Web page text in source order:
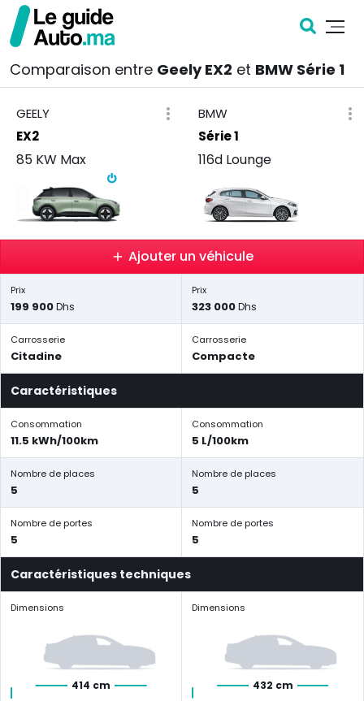
Comparaison entre Geely EX2 et BMW Série 1
GEELY
EX2
85 KW Max
BMW
Série 1
116d Lounge
Ajouter un véhicule
Prix
199 900Dhs
Prix
323 000Dhs
Carrosserie
Citadine
Carrosserie
Compacte
Caractéristiques
Consommation
11.5 kWh/100km
Consommation
5 L/100km
Nombre de places
5
Nombre de places
5
Nombre de portes
5
Nombre de portes
5
Caractéristiques techniques
Dimensions
414 cm
Dimensions
432 cm